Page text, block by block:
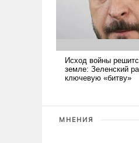
МНЕНИЯ